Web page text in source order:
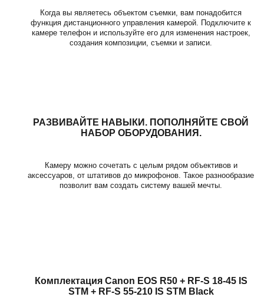
Когда вы являетесь объектом съемки, вам понадобится
функция дистанционного управления камерой. Подключите к
камере телефон и используйте его для изменения настроек,
создания композиции, съемки и записи.
РАЗВИВАЙТЕ НАВЫКИ. ПОПОЛНЯЙТЕ СВОЙ
НАБОР ОБОРУДОВАНИЯ.
Камеру можно сочетать с целым рядом объективов и
аксессуаров, от штативов до микрофонов. Такое разнообразие
позволит вам создать систему вашей мечты.
Комплектация Canon EOS R50 + RF-S 18-45 IS
STM + RF-S 55-210 IS STM Black